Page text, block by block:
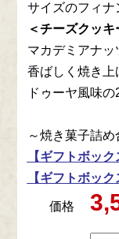
サイズのフィナ
＜チーズクッキ
マカデミアナッ
香ばしく焼き上
ドゥーヤ風味
～焼き菓子詰
【ギフトボック
【ギフトボック
価格